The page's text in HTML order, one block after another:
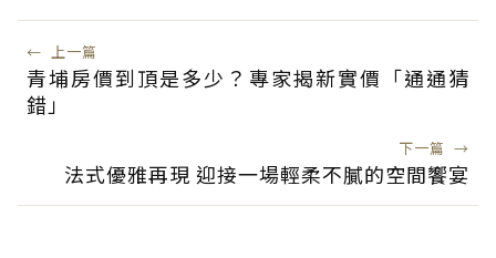
← 上一篇
青埔房價到頂是多少？專家揭新實價「通通猜
錯」
下一篇 →
法式優雅再現 迎接一場輕柔不膩的空間饗宴